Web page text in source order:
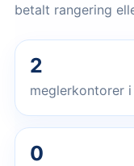
betalt rangering
2
meglerkontorer
0